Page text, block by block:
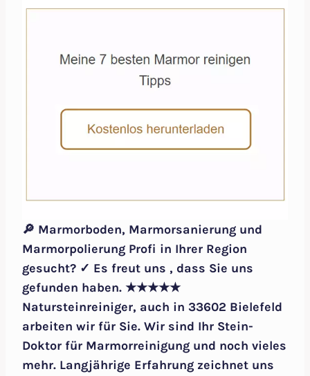
🔎 Marmorboden, Marmorsanierung und
Marmorpolierung Profi in Ihrer Region
gesucht? ✓ Es freut uns , dass Sie uns
gefunden haben. ★★★★★
Natursteinreiniger, auch in 33602 Bielefeld
arbeiten wir für Sie. Wir sind Ihr Stein-
Doktor für Marmorreinigung und noch vieles
mehr. Langjährige Erfahrung zeichnet uns